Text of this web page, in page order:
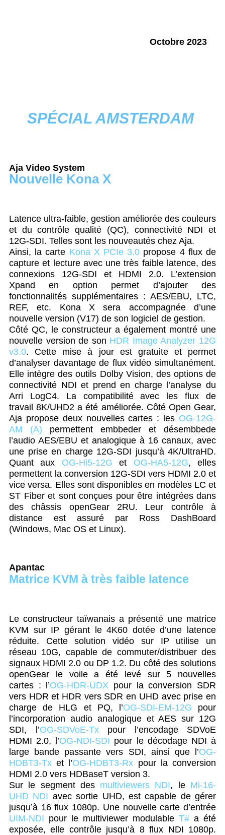
Octobre 2023
SPÉCIAL AMSTERDAM
Aja Video System
Nouvelle Kona X
Latence ultra-faible, gestion améliorée des couleurs
et du contrôle qualité (QC), connectivité NDI et
12G-SDI. Telles sont les nouveautés chez Aja.
Ainsi, la carte Kona X PCIe 3.0 propose 4 flux de
capture et lecture avec une très faible latence, des
connexions 12G-SDI et HDMI 2.0. L’extension
Xpand en option permet d’ajouter des
fonctionnalités supplémentaires : AES/EBU, LTC,
REF, etc. Kona X sera accompagnée d’une
nouvelle version (V17) de son logiciel de gestion.
Côté QC, le constructeur a également montré une
nouvelle version de son HDR Image Analyzer 12G
v3.0. Cette mise à jour est gratuite et permet
d’analyser davantage de flux vidéo simultanément.
Elle intègre des outils Dolby Vision, des options de
connectivité NDI et prend en charge l’analyse du
Arri LogC4. La compatibilité avec les flux de
travail 8K/UHD2 a été améliorée. Côté Open Gear,
Aja propose deux nouvelles cartes : les OG-12G-
AM (A) permettent embbeder et désembbede
l’audio AES/EBU et analogique à 16 canaux, avec
une prise en charge 12G-SDI jusqu’à 4K/UltraHD.
Quant aux OG-Hi5-12G et OG-HA5-12G, elles
permettent la conversion 12G-SDI vers HDMI 2.0 et
vice versa. Elles sont disponibles en modèles LC et
ST Fiber et sont conçues pour être intégrées dans
des châssis openGear 2RU. Leur contrôle à
distance est assuré par Ross DashBoard
(Windows, Mac OS et Linux).
Apantac
Matrice KVM à très faible latence
Le constructeur taïwanais a présenté une matrice
KVM sur IP gérant le 4K60 dotée d’une latence
réduite. Cette solution vidéo sur IP utilise un
réseau 10G, capable de commuter/distribuer des
signaux HDMI 2.0 ou DP 1.2. Du côté des solutions
openGear le voile a été levé sur 5 nouvelles
cartes : l’OG-HDR-UDX pour la conversion SDR
vers HDR et HDR vers SDR en UHD avec prise en
charge de HLG et PQ, l’OG-SDI-EM-12G pour
l’incorporation audio analogique et AES sur 12G
SDI, l’OG-SDVoE-Txpour l’encodage SDVoE
HDMI 2.0, l’OG-NDI-SDI pour le décodage NDI à
large bande passante vers SDI, ainsi que l’OG-
HDBT3-Tx et l’OG-HDBT3-Rx pour la conversion
HDMI 2.0 vers HDBaseT version 3.
Sur le segment des multiviewers NDI, le Mi-16-
UHD NDI avec sortie UHD, est capable de gérer
jusqu’à 16 flux 1080p. Une nouvelle carte d’entrée
UIM-NDI pour le multiviewer modulable T# a été
exposée, elle contrôle jusqu’à 8 flux NDI 1080p.